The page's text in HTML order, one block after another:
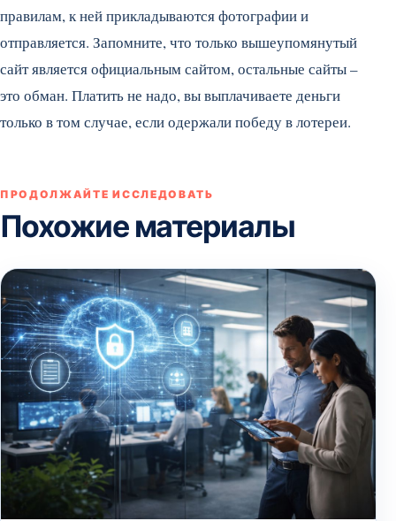
правилам, к ней прикладываются фотографии и
отправляется. Запомните, что только вышеупомянутый
сайт является официальным сайтом, остальные сайты –
это обман. Платить не надо, вы выплачиваете деньги
только в том случае, если одержали победу в лотереи.
ПРОДОЛЖАЙТЕ ИССЛЕДОВАТЬ
Похожие материалы